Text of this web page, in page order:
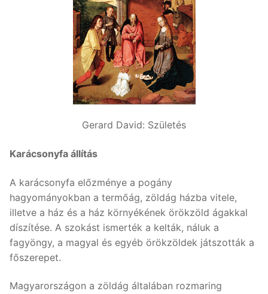
Gerard David: Születés
Karácsonyfa állítás
A karácsonyfa előzménye a pogány
hagyományokban a termőág, zöldág házba vitele,
illetve a ház és a ház környékének örökzöld ágakkal
díszítése. A szokást ismerték a kelták, náluk a
fagyöngy, a magyal és egyéb örökzöldek játszották a
főszerepet.
Magyarországon a zöldág általában rozmaring